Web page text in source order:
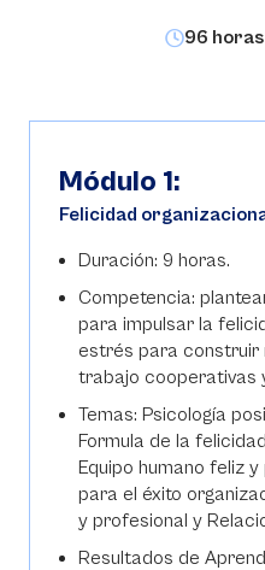
96
Módulo 1:
Felicidad
Duración: 9 horas.
Competencia:
para impulsar la
estrés para construir
trabajo cooperativas
Temas: Psicología
Formula de la
Equipo humano feliz
para el éxito
y profesional y
Resultados de